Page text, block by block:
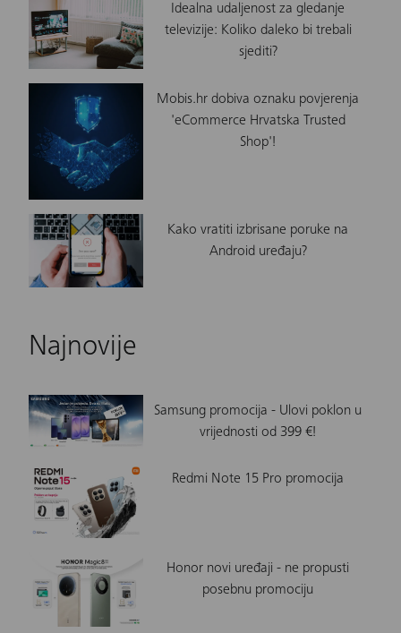
Idealna udaljenost za gledanje
televizije: Koliko daleko bi trebali
sjediti?
Mobis.hr dobiva oznaku povjerenja
'eCommerce Hrvatska Trusted
Shop'!
Kako vratiti izbrisane poruke na
Android uređaju?
Najnovije
Samsung promocija - Ulovi poklon u
vrijednosti od 399 €!
Redmi Note 15 Pro promocija
Honor novi uređaji - ne propusti
posebnu promociju